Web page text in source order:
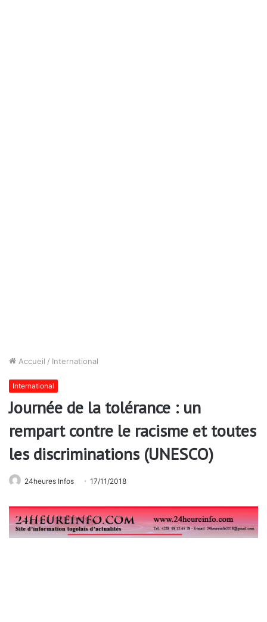
Accueil / International
International
Journée de la tolérance : un
rempart contre le racisme et toutes
les discriminations (UNESCO)
24heures Infos 17/11/2018